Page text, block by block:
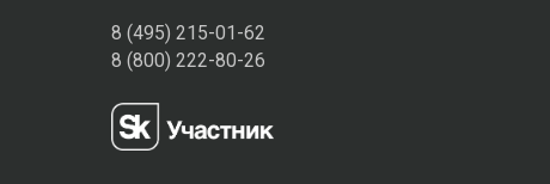
8 (495) 215-01-62
8 (800) 222-80-26